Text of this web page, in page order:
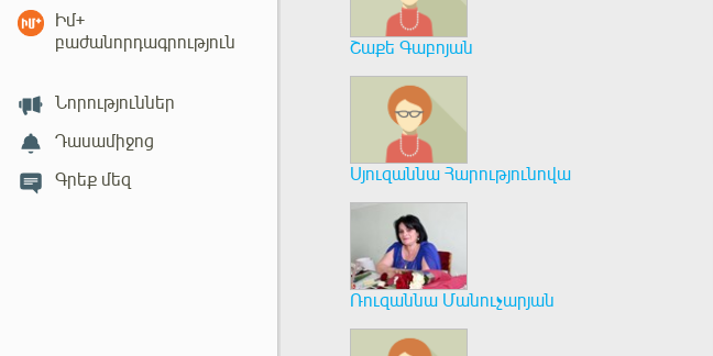
Իմ+
բաժանորդագրություն
Նորություններ
Դասամիջոց
Գրեք մեզ
Շաքե Գաբոյան
Սյուզաննա Հարությունովա
Ռուզաննա Մանուչարյան